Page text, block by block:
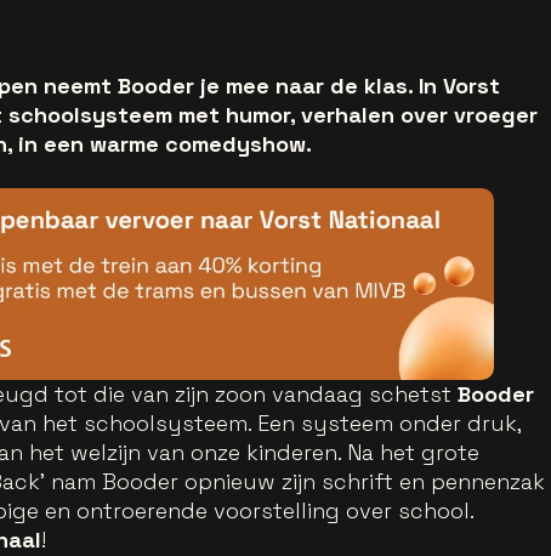
neemt Booder je mee naar de klas. In Vorst
met humor, verhalen over vroeger
in een warme comedyshow.
tot die van zijn zoon vandaag schetst Booder
het schoolsysteem. Een systeem onder druk,
het welzijn van onze kinderen. Na het grote
nam Booder opnieuw zijn schrift en pennenzak
en ontroerende voorstelling over school.
!